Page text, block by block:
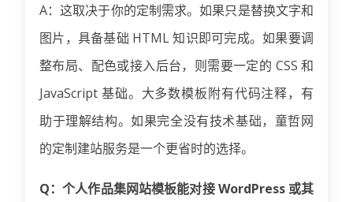
A：这取决于你的定制需求。如果只是替换文字和
图片，具备基础 HTML 知识即可完成。如果要调
整布局、配色或接入后台，则需要一定的 CSS 和
JavaScript 基础。大多数模板附有代码注释，有
助于理解结构。如果完全没有技术基础，童哲网
的定制建站服务是一个更省时的选择。
Q：个人作品集网站模板能对接 WordPress 或其